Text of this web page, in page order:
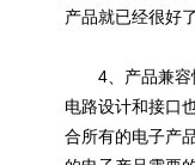
产品就已经很好了
4、产品兼容性
电路设计和接口
合所有的电子产